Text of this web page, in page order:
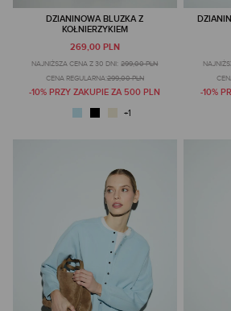
DZIANINOWA BLUZKA Z
KOŁNIERZYKIEM
269,00 PLN
NAJNIŻSZA CENA Z 30 DNI: 299,00 PLN
CENA REGULARNA:299,00 PLN
-10% PRZY ZAKUPIE ZA 500 PLN -10%